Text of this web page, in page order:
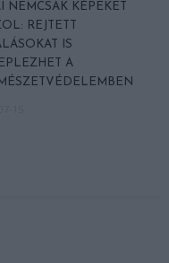
NEMCSAK KÉPEKET
REJTETT
IS
A